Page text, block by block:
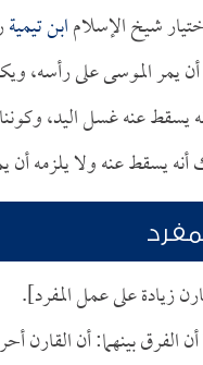
شيخ الإسلامابن تيمية
يمر الموسى على رأسه،
يسقط عنه غسل اليد،
يسقط عنه ولا يلزمه أن
زيادة على عمل المفرد].
أن الفرق بينهما: أن